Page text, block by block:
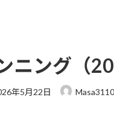
ニング（
年5月22日 Masa3110